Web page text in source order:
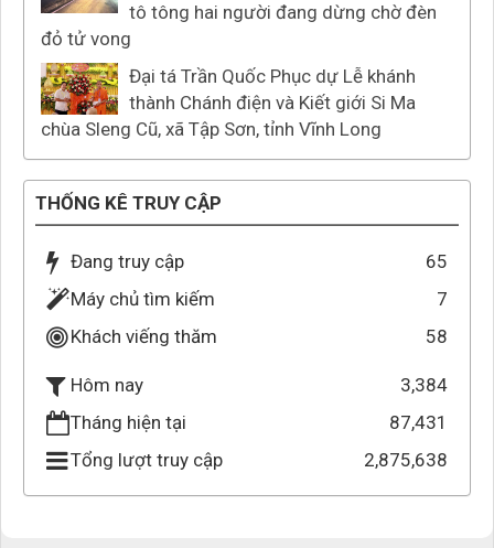
tô tông hai người đang dừng chờ đèn
đỏ tử vong
Đại tá Trần Quốc Phục dự Lễ khánh
thành Chánh điện và Kiết giới Si Ma
chùa Sleng Cũ, xã Tập Sơn, tỉnh Vĩnh Long
THỐNG KÊ TRUY CẬP
Đang truy cập
65
Máy chủ tìm kiếm
7
Khách viếng thăm
58
Hôm nay
3,384
Tháng hiện tại
87,431
Tổng lượt truy cập
2,875,638